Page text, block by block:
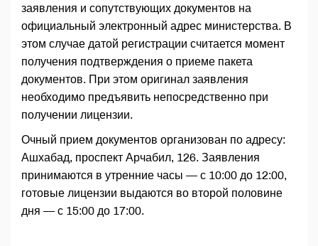
заявления и сопутствующих документов на
официальный электронный адрес министерства. В
этом случае датой регистрации считается момент
получения подтверждения о приеме пакета
документов. При этом оригинал заявления
необходимо предъявить непосредственно при
получении лицензии.
Очный прием документов организован по адресу:
Ашхабад, проспект Арчабил, 126. Заявления
принимаются в утренние часы — с 10:00 до 12:00,
готовые лицензии выдаются во второй половине
дня — с 15:00 до 17:00.